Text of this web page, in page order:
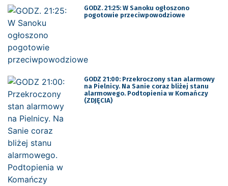
GODZ. 21:25: W Sanoku ogłoszono
pogotowie przeciwpowodziowe
GODZ 21:00: Przekroczony stan alarmowy
na Pielnicy. Na Sanie coraz bliżej stanu
alarmowego. Podtopienia w Komańczy
(ZDJĘCIA)